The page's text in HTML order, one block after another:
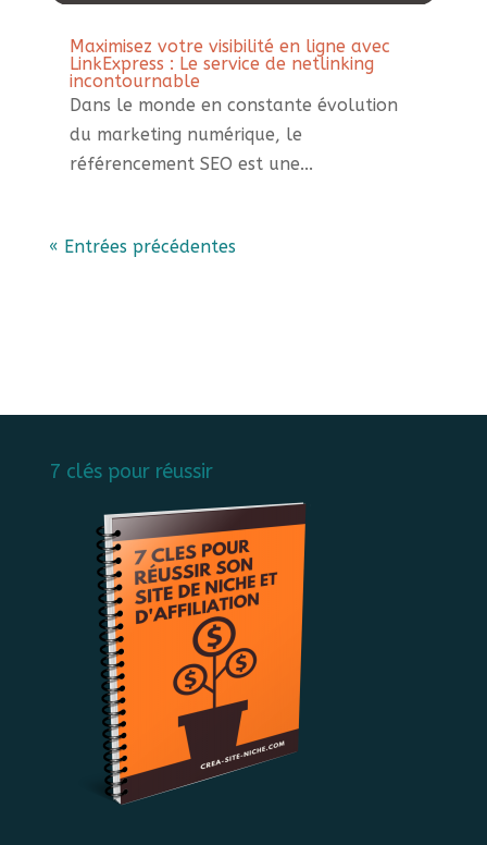
Maximisez votre visibilité en ligne avec
LinkExpress : Le service de netlinking
incontournable
Dans le monde en constante évolution
du marketing numérique, le
référencement SEO est une...
« Entrées précédentes
7 clés pour réussir